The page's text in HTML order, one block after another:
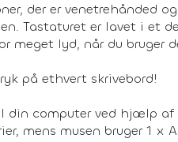
der er venetrehånded
Tastaturet er lavet i et
meget lyd, når du bruger
på ethvert skrivebord!
din computer ved hjælp af
mens musen bruger 1 x